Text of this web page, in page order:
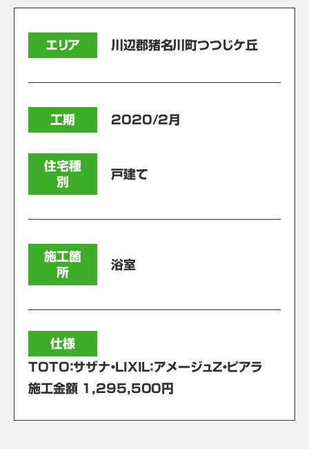
エリア 川辺郡猪名川町つつじケ丘
工期 2020/2月
住宅種
別
戸建て
施工箇
所
浴室
仕様
TOTO：サザナ・LIXIL：アメージュZ・ピアラ
施工金額 1,295,500円